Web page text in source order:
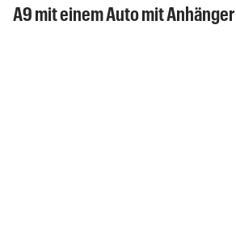
A9 mit einem Auto mit